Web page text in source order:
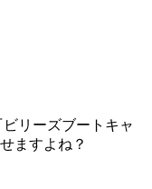
リーズブートキャ
ますよね？